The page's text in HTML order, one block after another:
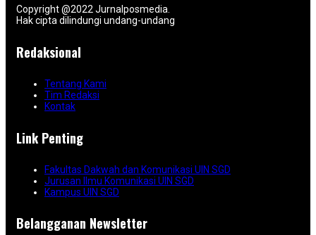
Copyright @2022 Jurnalposmedia.
Hak cipta dilindungi undang-undang
Redaksional
Tentang Kami
Tim Redaksi
Kontak
Link Penting
Fakultas Dakwah dan Komunikasi UIN SGD
Jurusan Ilmu Komunikasi UIN SGD
Kampus UIN SGD
Belangganan Newsletter